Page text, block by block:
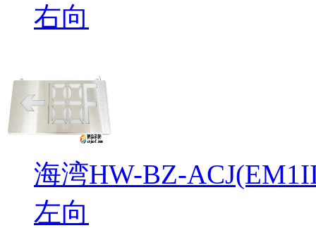
右向
海湾HW-BZ-
左向